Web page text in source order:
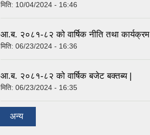
मिति: 10/04/2024 - 16:46
आ.ब. २०८१-८२ को वार्षिक नीति तथा कार्यक्रम |
मिति: 06/23/2024 - 16:36
आ.ब. २०८१-८२ को वार्षिक बजेट बक्तब्य |
मिति: 06/23/2024 - 16:35
अन्य